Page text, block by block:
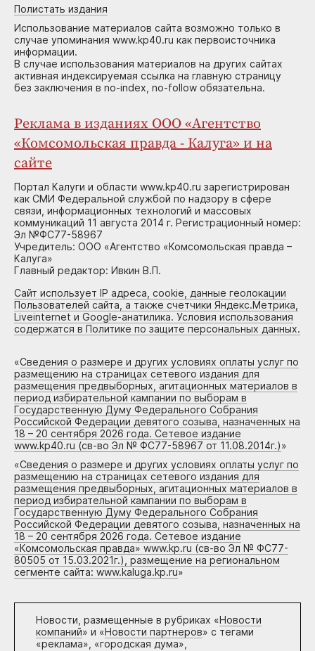
Полистать издания
Использование материалов сайта возможно только в
случае упоминания www.kp40.ru как первоисточника
информации.
В случае использования материалов на других сайтах
активная индексируемая ссылка на главную страницу
без заключения в no-index, no-follow обязательна.
Реклама в изданиях ООО «Агентство
«Комсомольская правда - Калуга» и на
сайте
Портал Калуги и области www.kp40.ru зарегистрирован
как СМИ Федеральной службой по надзору в сфере
связи, информационных технологий и массовых
коммуникаций 11 августа 2014 г. Регистрационный номер:
Эл №ФС77-58967
Учредитель: ООО «Агентство «Комсомольская правда –
Калуга»
Главный редактор: Ивкин В.П.
Сайт использует IP адреса, cookie, данные геолокации
Пользователей сайта, а также счетчики Яндекс.Метрика,
Liveinternet и Google-анатилика. Условия использования
содержатся в Политике по защите персональных данных.
«Сведения о размере и других условиях оплаты услуг по
размещению на страницах сетевого издания для
размещения предвыборных, агитационных материалов в
период избирательной кампании по выборам в
Государственную Думу Федерального Собрания
Российской Федерации девятого созыва, назначенных на
18 – 20 сентября 2026 года. Сетевое издание
www.kp40.ru (св-во Эл № ФС77-58967 от 11.08.2014г.)»
«Сведения о размере и других условиях оплаты услуг по
размещению на страницах сетевого издания для
размещения предвыборных, агитационных материалов в
период избирательной кампании по выборам в
Государственную Думу Федерального Собрания
Российской Федерации девятого созыва, назначенных на
18 – 20 сентября 2026 года. Сетевое издание
«Комсомольская правда» www.kp.ru (св-во Эл № ФС77-
80505 от 15.03.2021г.), размещение на региональном
сегменте сайта: www.kaluga.kp.ru»
Новости, размещенные в рубриках «Новости
компаний» и «Новости партнеров» с тегами
«реклама», «городская дума»,